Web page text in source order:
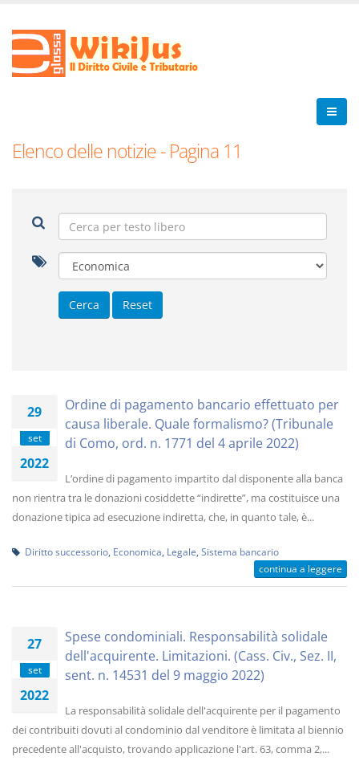
Elenco delle notizie - Pagina 11
29
set
2022
Ordine di pagamento bancario effettuato per
causa liberale. Quale formalismo? (Tribunale
di Como, ord. n. 1771 del 4 aprile 2022)
L’ordine di pagamento impartito dal disponente alla banca
non rientra tra le donazioni cosiddette “indirette”, ma costituisce una
donazione tipica ad esecuzione indiretta, che, in quanto tale, è...
Diritto successorio Economica Legale Sistema bancario
continua a leggere
27
set
2022
Spese condominiali. Responsabilità solidale
dell'acquirente. Limitazioni. (Cass. Civ., Sez. II,
sent. n. 14531 del 9 maggio 2022)
La responsabilità solidale dell'acquirente per il pagamento
dei contribuiti dovuti al condominio dal venditore è limitata al biennio
precedente all'acquisto, trovando applicazione l'art. 63, comma 2,...